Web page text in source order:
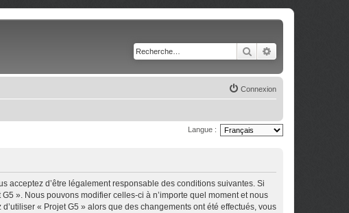
Rechercher
Connexion
Langue :
acceptez d’être légalement responsable des conditions suivantes. Si
». Nous pouvons modifier celles-ci à n’importe quel moment et nous
« Projet G5 » alors que des changements ont été effectués, vous